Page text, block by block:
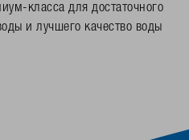
класса для достаточного
и лучшего качество воды